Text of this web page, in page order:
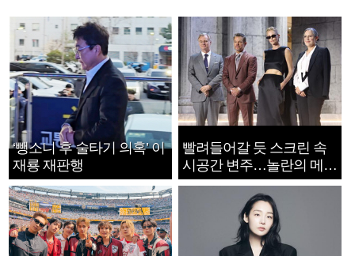
‘뺑소니 후 술타기 의혹’ 이
재룡 재판행
빨려들어갈 듯 스크린 속
시공간 변주…놀란의 메시
지는 ‘전쟁 속죄’